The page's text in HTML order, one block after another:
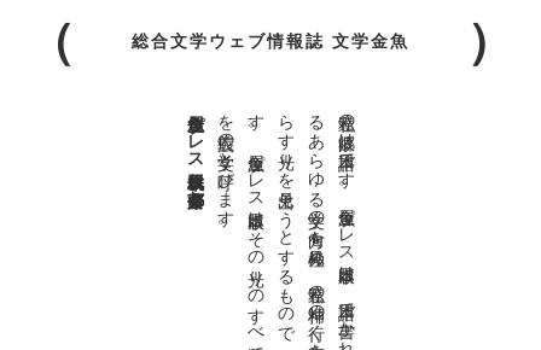
総合文学ウェブ情報誌 文学金魚
私達の
故郷は
日本語で
す
。
金魚屋プ
レ
ス
日本版は
、
日本語で
書か
れ
る
あ
ら
ゆ
る
文学の
方向を
見極め
、
私達の
精神の
行く
末を
照
ら
す
光り
を
見出そ
う
と
す
る
も
の
で
す
。
金魚屋プ
レ
ス
日本版は
そ
の
光り
の
す
べ
て
を
広義の
文学と
呼び
ま
す
。
金魚屋プレス日本版代表 齋藤都